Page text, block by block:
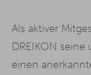
Als aktiver
DREIKON
einen